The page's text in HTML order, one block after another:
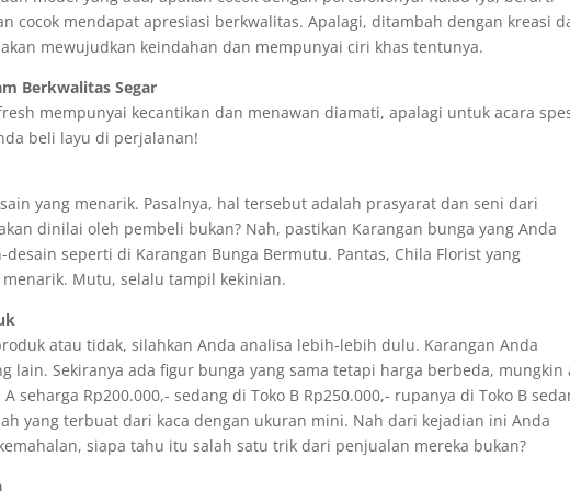
cocok mendapat apresiasi berkwalitas. Apalagi, ditambah dengan kreasi
mewujudkan keindahan dan mempunyai ciri khas tentunya.
Berkwalitas Segar
mempunyai kecantikan dan menawan diamati, apalagi untuk acara
beli layu di perjalanan!
yang menarik. Pasalnya, hal tersebut adalah prasyarat dan seni dari
dinilai oleh pembeli bukan? Nah, pastikan Karangan bunga yang Anda
seperti di Karangan Bunga Bermutu. Pantas, Chila Florist yang
Mutu, selalu tampil kekinian.
atau tidak, silahkan Anda analisa lebih-lebih dulu. Karangan Anda
lain. Sekiranya ada figur bunga yang sama tetapi harga berbeda, mungkin
seharga Rp200.000,- sedang di Toko B Rp250.000,- rupanya di Toko B
yang terbuat dari kaca dengan ukuran mini. Nah dari kejadian ini Anda
siapa tahu itu salah satu trik dari penjualan mereka bukan?